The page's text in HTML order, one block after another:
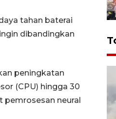
tahan baterai
dibandingkan
peningkatan
(CPU) hingga 30
pemrosesan neural